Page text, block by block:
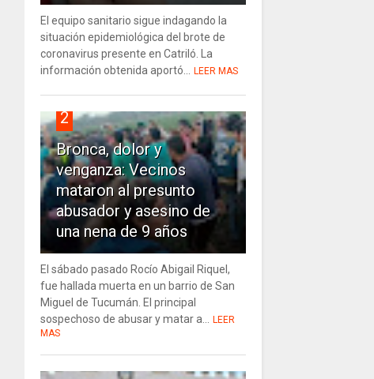
El equipo sanitario sigue indagando la
situación epidemiológica del brote de
coronavirus presente en Catriló. La
información obtenida aportó... LEER MAS
2
Bronca, dolor y
venganza: Vecinos
mataron al presunto
abusador y asesino de
una nena de 9 años
El sábado pasado Rocío Abigail Riquel,
fue hallada muerta en un barrio de San
Miguel de Tucumán. El principal
sospechoso de abusar y matar a... LEER
MAS